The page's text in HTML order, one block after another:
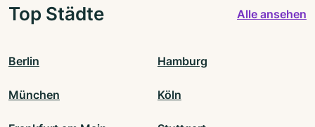
Top Städte Alle ansehen
Berlin Hamburg
München Köln